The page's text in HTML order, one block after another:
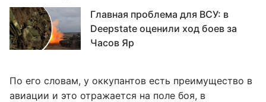
Главная проблема для ВСУ: в
Deepstate оценили ход боев за
Часов Яр
По его словам, у оккупантов есть преимущество в
авиации и это отражается на поле боя, в